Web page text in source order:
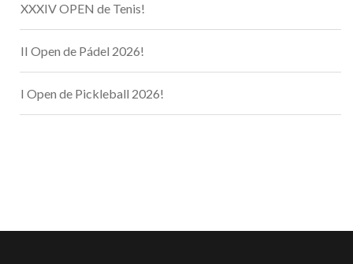
XXXIV OPEN de Tenis!
II Open de Pádel 2026!
I Open de Pickleball 2026!